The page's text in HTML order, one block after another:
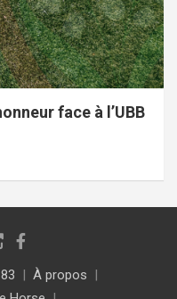
face à l’UBB
À propos